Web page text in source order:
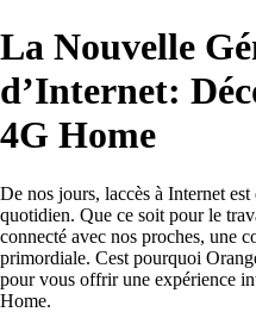
La Nouvelle
d’Internet:
4G Home
De nos jours, laccès à Internet
quotidien. Que ce soit pour le
connecté avec nos proches, une
primordiale. Cest pourquoi
pour vous offrir une expérience
Home.